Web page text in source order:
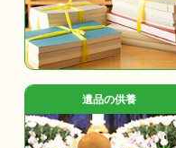
遺品の供養